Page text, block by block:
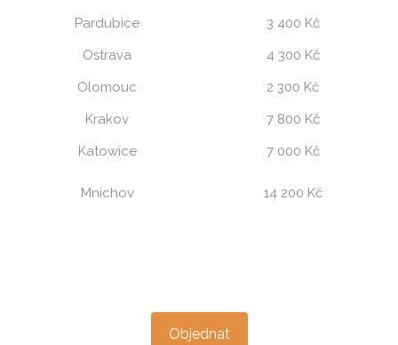
Pardubice
3 400 Kč
Ostrava
4 300 Kč
Olomouc
2 300 Kč
Krakov
7 800 Kč
Katowice
7 000 Kč
Mnichov 14 200 Kč
Objednat